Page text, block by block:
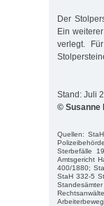
Der
Ein
verlegt.
Stand: Juli
© Susanne
Quellen:
Sterbefälle
Amtsgericht
400/1880;
StaH 332-5